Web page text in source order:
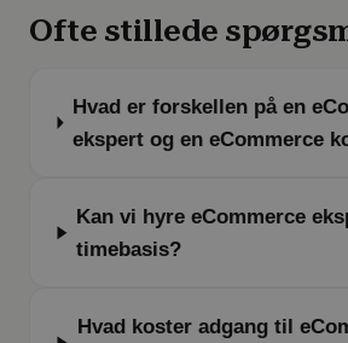
Ofte stillede
Hvad er forskellen på en
ekspert og en eCommerce
Kan vi hyre eCommerce
timebasis?
Hvad koster adgang til